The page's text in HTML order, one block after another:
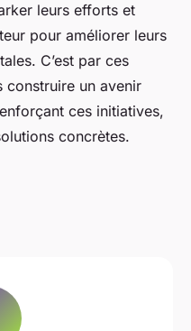
leurs efforts et
pour améliorer leurs
C’est par ces
construire un avenir
ces initiatives,
concrètes.